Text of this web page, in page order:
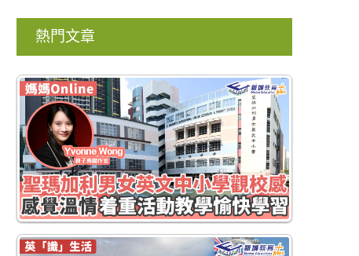
熱門文章